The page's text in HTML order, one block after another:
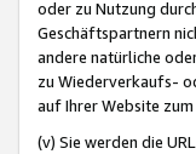
oder zu Nutzung
Geschäftspartnern
andere natürliche
zu Wiederverkaufs-
auf Ihrer Website
(v) Sie werden die